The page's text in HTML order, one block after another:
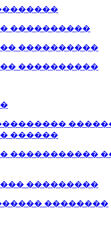
����������
����������
����������
������
�����������
���������
��������